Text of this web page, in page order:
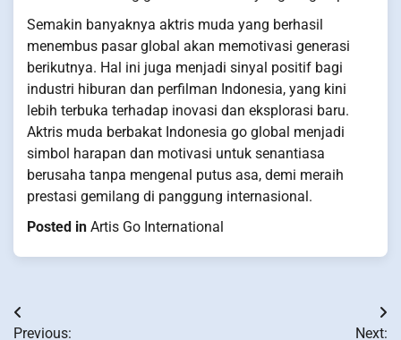
Semakin banyaknya aktris muda yang berhasil
menembus pasar global akan memotivasi generasi
berikutnya. Hal ini juga menjadi sinyal positif bagi
industri hiburan dan perfilman Indonesia, yang kini
lebih terbuka terhadap inovasi dan eksplorasi baru.
Aktris muda berbakat Indonesia go global menjadi
simbol harapan dan motivasi untuk senantiasa
berusaha tanpa mengenal putus asa, demi meraih
prestasi gemilang di panggung internasional.
Posted in Artis Go International
Post
Previous:
Next: